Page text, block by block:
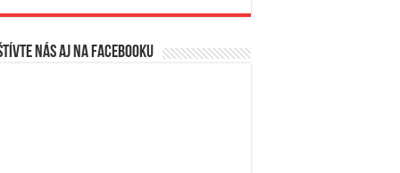
nás aj na Facebooku